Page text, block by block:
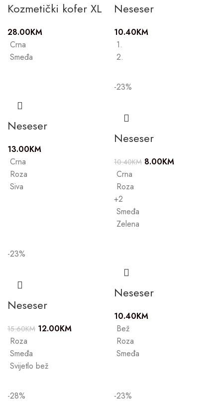
Kozmetički kofer XL
28.00KM
Crna
Smeđa
Neseser
10.40KM
1.
2.
Neseser
13.00KM
Crna
Roza
Siva
-23%
Neseser
10.40KM 8.00KM
Crna
Roza
+2
Smeđa
Zelena
-23%
Neseser
15.60KM 12.00KM
Roza
Smeđa
Svijetlo bež
Neseser
10.40KM
Bež
Roza
Smeđa
-28% -23%